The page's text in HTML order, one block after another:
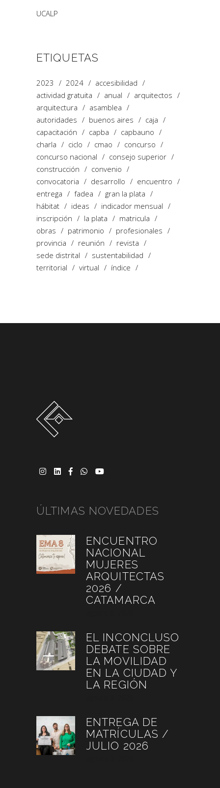
UCALP
ETIQUETAS
2023 2024
accesibilidad
actividad gratuita
anual
arquitectos
arquitectura
asamblea
autoridades
buenos aires
caja
capacitación
capba
capbauno
charla
ciclo cmao
concurso
concurso nacional
consejo superior
construcción
convenio
convocatoria
desarrollo
encuentro
entrega
fadea
gran la plata
hábitat
ideas
indicador mensual
inscripción
la plata
matricula
obras
patrimonio
profesionales
provincia
reunión
revista
sede distrital
sustentabilidad
territorial
virtual índice
ÚLTIMAS NOVEDADES
ENCUENTRO
NACIONAL
MUJERES
ARQUITECTAS
2026 /
CATAMARCA
EL INCONCLUSO
DEBATE SOBRE
LA MOVILIDAD
EN LA CIUDAD Y
LA REGIÓN
ENTREGA DE
MATRÍCULAS /
JULIO 2026